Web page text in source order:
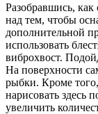
Разобравшись, как
над тем, чтобы
дополнительной
использовать
виброхвост.
На поверхности
рыбки. Кроме
нарисовать здесь
увеличить